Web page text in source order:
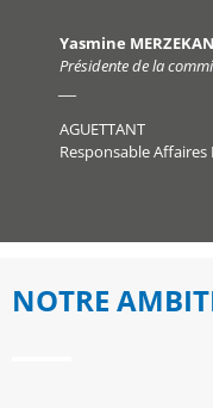
Yasmine
Présidente de la
AGUETTANT
Responsable
NOTRE